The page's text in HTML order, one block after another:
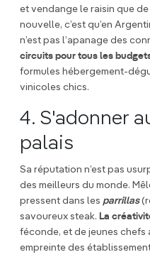
et vendange le raisin que
nouvelle, c’est qu’en
n’est pas l’apanage des
circuits pour tous les
formules hébergement-
vinicoles chics.
4. S'adonner
palais
Sa réputation n’est pas
des meilleurs du monde.
pressent dans les parrillas
savoureux steak. La
féconde, et de jeunes chefs
empreinte des